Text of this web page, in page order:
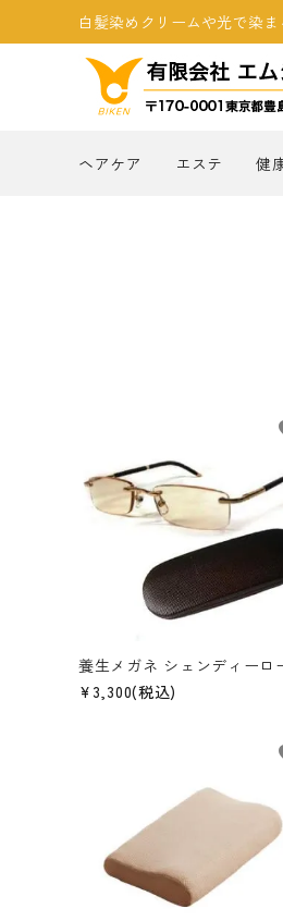
白髪染めクリームや光で染
ヘアケア エステ 健
まとめ買いでおトク
カテゴリーから探す
INFORMATIOM
養生メガネ シェンディーロ
¥3,300(税込)